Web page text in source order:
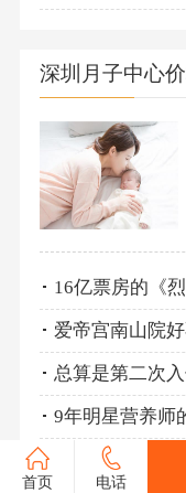
深圳月子中心
16亿票房的《烈火英雄
爱帝宫南山院
总算是第二次入住
9年明星营养师的月
解锁高颜值混血
首页 电话